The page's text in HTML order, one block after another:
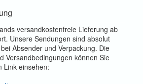
versandkostenfreie Lieferung ab
Unsere Sendungen sind absolut
Absender und Verpackung. Die
Versandbedingungen können Sie
Link einsehen: